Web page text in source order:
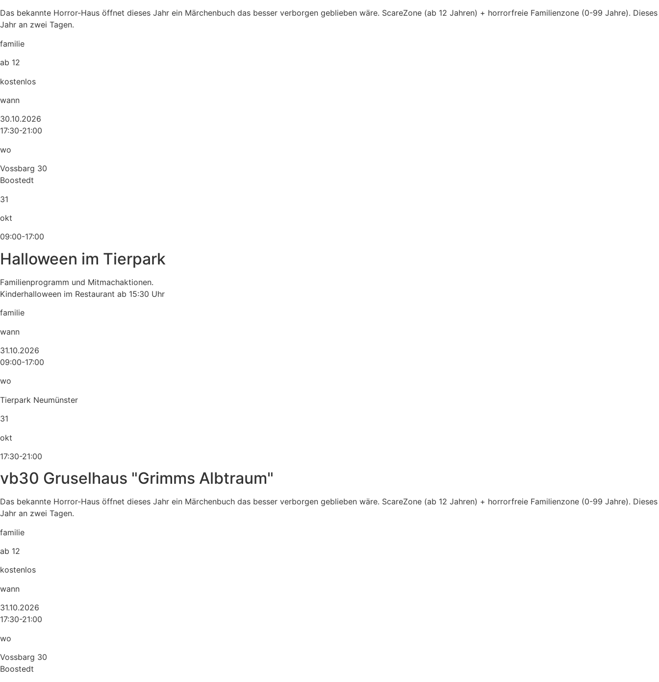
Das bekannte Horror-Haus öffnet dieses Jahr ein Märchenbuch das besser verborgen geblieben wäre. ScareZone (ab 12 Jahren) + horrorfreie Familienzone (0-99 Jahre). Dieses
Jahr an zwei Tagen.
familie
ab 12
kostenlos
wann
30.10.2026
17:30-21:00
wo
Vossbarg 30
Boostedt
31
okt
09:00-17:00
Halloween im Tierpark
Familienprogramm und Mitmachaktionen.
Kinderhalloween im Restaurant ab 15:30 Uhr
familie
wann
31.10.2026
09:00-17:00
wo
Tierpark Neumünster
31
okt
17:30-21:00
vb30 Gruselhaus "Grimms Albtraum"
Das bekannte Horror-Haus öffnet dieses Jahr ein Märchenbuch das besser verborgen geblieben wäre. ScareZone (ab 12 Jahren) + horrorfreie Familienzone (0-99 Jahre). Dieses
Jahr an zwei Tagen.
familie
ab 12
kostenlos
wann
31.10.2026
17:30-21:00
wo
Vossbarg 30
Boostedt